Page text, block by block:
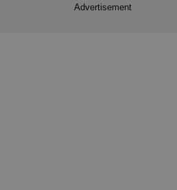
Advertisement